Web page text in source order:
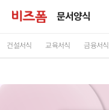
문서양식
건설서식 교육서식 금융서식